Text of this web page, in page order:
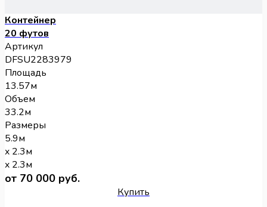
Контейнер
20 футов
Артикул
DFSU2283979
Площадь
13.57м
Объем
33.2м
Размеры
5.9м
x 2.3м
x 2.3м
от 70 000 руб.
Купить